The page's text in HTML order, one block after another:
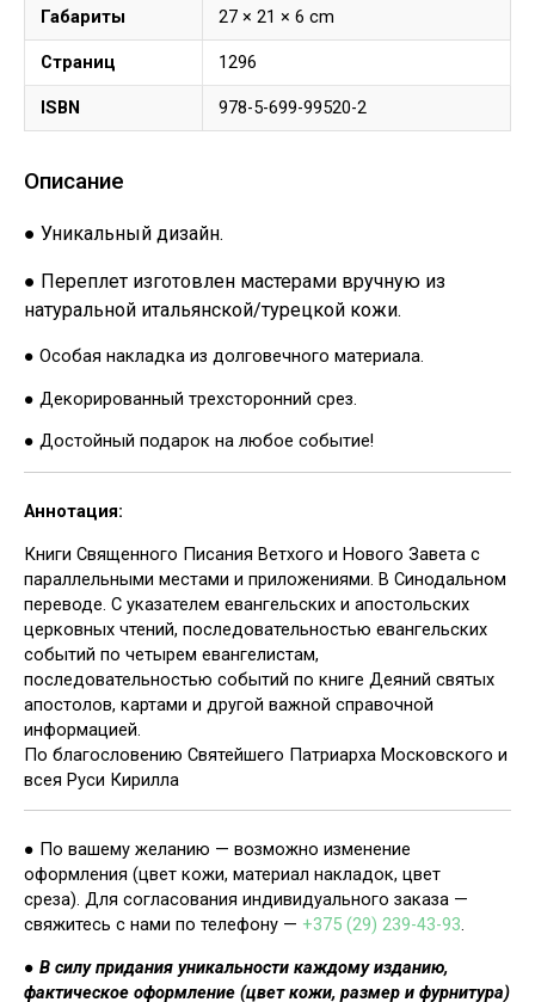
Габариты 27 × 21 × 6 cm
Страниц 1296
ISBN 978-5-699-99520-2
Описание
● Уникальный дизайн.
● Переплет изготовлен мастерами вручную из
натуральной итальянской/турецкой кожи.
● Особая накладка из долговечного материала.
● Декорированный трехсторонний срез.
● Достойный подарок на любое событие!
Аннотация:
Книги Священного Писания Ветхого и Нового Завета с
параллельными местами и приложениями. В Синодальном
переводе. С указателем евангельских и апостольских
церковных чтений, последовательностью евангельских
событий по четырем евангелистам,
последовательностью событий по книге Деяний святых
апостолов, картами и другой важной справочной
информацией.
По благословению Святейшего Патриарха Московского и
всея Руси Кирилла
● По вашему желанию — возможно изменение
оформления (цвет кожи, материал накладок, цвет
среза). Для согласования индивидуального заказа —
свяжитесь с нами по телефону — +375 (29) 239-43-93.
● В силу придания уникальности каждому изданию,
фактическое оформление (цвет кожи, размер и фурнитура)